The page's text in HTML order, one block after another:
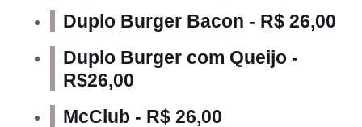
Duplo Burger Bacon - R$ 26,00
Duplo Burger com Queijo -
R$26,00
McClub - R$ 26,00